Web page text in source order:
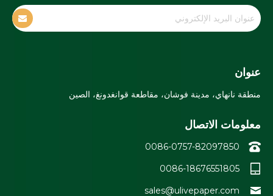
عنوان
منطقة نانهاي، مدينة فوشان، مقاطعة قوانغدونغ، الصين
معلومات الاتصال
0086-0757-82097850
0086-18676551805
sales@ulivepaper.com